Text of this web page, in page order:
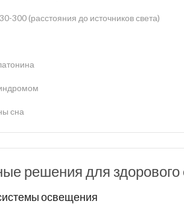
300 (расстояния до источников света)
сна
решения для здорового
освещения